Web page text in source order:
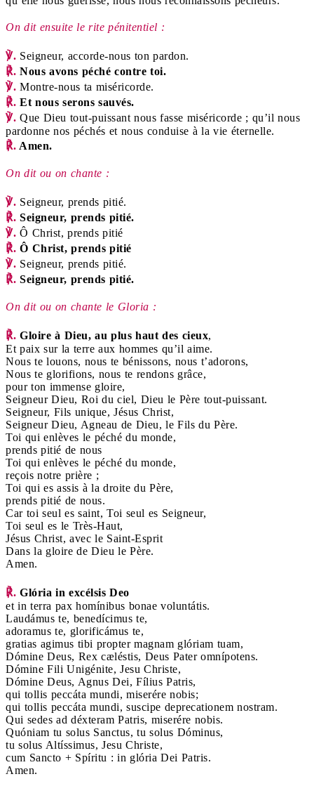
On dit ensuite le rite pénitentiel :
℣. Seigneur, accorde-nous ton pardon.
℟. Nous avons péché contre toi.
℣. Montre-nous ta miséricorde.
℟. Et nous serons sauvés.
℣. Que Dieu tout-puissant nous fasse miséricorde ; qu’il nous
pardonne nos péchés et nous conduise à la vie éternelle.
℟. Amen.
On dit ou on chante :
℣. Seigneur, prends pitié.
℟. Seigneur, prends pitié.
℣. Ô Christ, prends pitié
℟. Ô Christ, prends pitié
℣. Seigneur, prends pitié.
℟. Seigneur, prends pitié.
On dit ou on chante le Gloria :
℟. Gloire à Dieu, au plus haut des cieux,
Et paix sur la terre aux hommes qu’il aime.
Nous te louons, nous te bénissons, nous t’adorons,
Nous te glorifions, nous te rendons grâce,
pour ton immense gloire,
Seigneur Dieu, Roi du ciel, Dieu le Père tout-puissant.
Seigneur, Fils unique, Jésus Christ,
Seigneur Dieu, Agneau de Dieu, le Fils du Père.
Toi qui enlèves le péché du monde,
prends pitié de nous
Toi qui enlèves le péché du monde,
reçois notre prière ;
Toi qui es assis à la droite du Père,
prends pitié de nous.
Car toi seul es saint, Toi seul es Seigneur,
Toi seul es le Très-Haut,
Jésus Christ, avec le Saint-Esprit
Dans la gloire de Dieu le Père.
Amen.
℟. Glória in excélsis Deo
et in terra pax homínibus bonae voluntátis.
Laudámus te, benedícimus te,
adoramus te, glorificámus te,
gratias agimus tibi propter magnam glóriam tuam,
Dómine Deus, Rex cæléstis, Deus Pater omnípotens.
Dómine Fili Unigénite, Jesu Christe,
Dómine Deus, Agnus Dei, Fílius Patris,
qui tollis peccáta mundi, miserére nobis;
qui tollis peccáta mundi, suscipe deprecationem nostram.
Qui sedes ad déxteram Patris, miserére nobis.
Quóniam tu solus Sanctus, tu solus Dóminus,
tu solus Altíssimus, Jesu Christe,
cum Sancto + Spíritu : in glória Dei Patris.
Amen.